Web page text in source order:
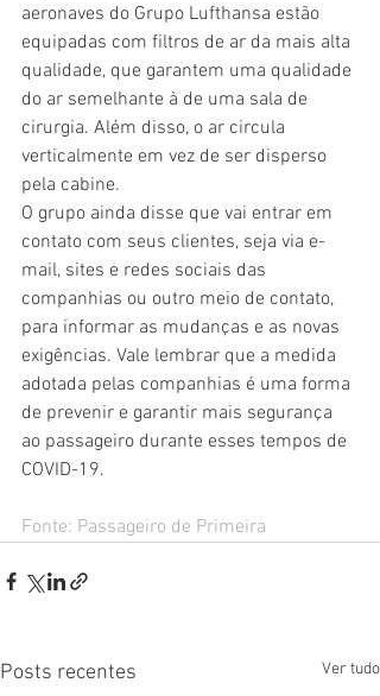
aeronaves do Grupo Lufthansa estão
equipadas com filtros de ar da mais alta
qualidade, que garantem uma qualidade
do ar semelhante à de uma sala de
cirurgia. Além disso, o ar circula
verticalmente em vez de ser disperso
pela cabine.
O grupo ainda disse que vai entrar em
contato com seus clientes, seja via e-
mail, sites e redes sociais das
companhias ou outro meio de contato,
para informar as mudanças e as novas
exigências. Vale lembrar que a medida
adotada pelas companhias é uma forma
de prevenir e garantir mais segurança
ao passageiro durante esses tempos de
COVID-19.
Fonte: Passageiro de Primeira
Posts recentes Ver tudo